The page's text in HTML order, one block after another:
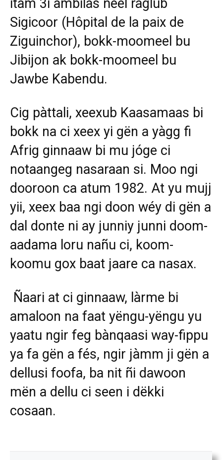
itam 3i àmbilãs ñeel raglub
Sigicoor (Hôpital de la paix de
Ziguinchor), bokk-moomeel bu
Jibijon ak bokk-moomeel bu
Jawbe Kabendu.
Cig pàttali, xeexub Kaasamaas bi
bokk na ci xeex yi gën a yàgg fi
Afrig ginnaaw bi mu jóge ci
notaangeg nasaraan si. Moo ngi
dooroon ca atum 1982. At yu mujj
yii, xeex baa ngi doon wéy di gën a
dal donte ni ay junniy junni doom-
aadama loru nañu ci, koom-
koomu gox baat jaare ca nasax.
Ñaari at ci ginnaaw, làrme bi
amaloon na faat yëngu-yëngu yu
yaatu ngir feg bànqaasi way-fippu
ya fa gën a fés, ngir jàmm ji gën a
dellusi foofa, ba nit ñi dawoon
mën a dellu ci seen i dëkki
cosaan.